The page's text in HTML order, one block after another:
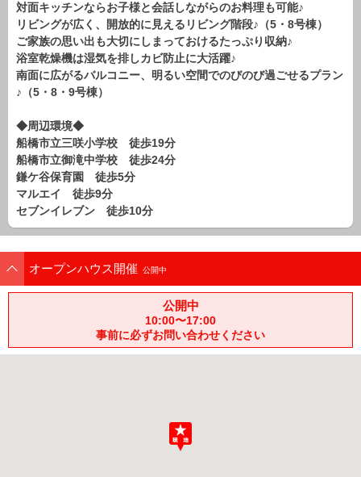
対面キッチンならお子様と会話しながらのお料理も可能♪
リビングが広く、開放的に見えるリビング階段♪（5・8号棟）
ご家族の思い出も大切にしまっておけるたっぷり収納♪
浴室乾燥機は湿気を排しカビ防止に大活躍♪
南面に広がるバルコニー、明るい空間でのびのび過ごせるプラン
♪（5・8・9号棟）
◆周辺環境◆
船橋市立三咲小学校 徒歩19分
船橋市立御滝中学校 徒歩24分
鎌ケ谷保育園 徒歩5分
マルエイ 徒歩9分
セブンイレブン 徒歩10分
オープンハウス開催 公開中
公開中
10:00〜17:00
事前に必ずお問い合わせください
物件検索
新築一戸建
エリアから探す
路線から探す
中古一戸建
エリアから探す
路線から探す
マンション
エリアから探す
エリアから探す
路線から探す
エリアから物件検索